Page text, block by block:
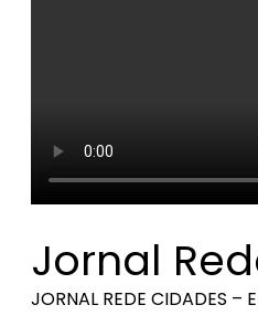
Jornal
JORNAL REDE CIDADES –